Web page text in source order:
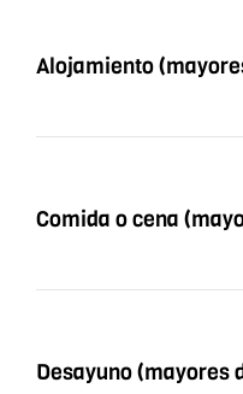
Alojamiento
Comida o cena
Desayuno (mayores